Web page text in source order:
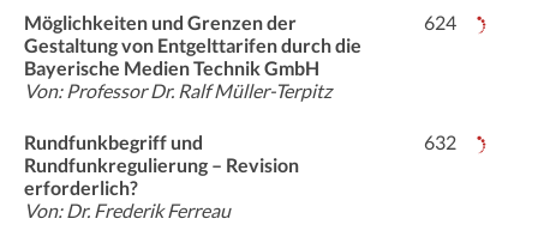
Möglichkeiten und Grenzen der
Gestaltung von Entgelttarifen durch die
Bayerische Medien Technik GmbH
Von: Professor Dr. Ralf Müller-Terpitz
624
Rundfunkbegriff und
Rundfunkregulierung – Revision
erforderlich?
Von: Dr. Frederik Ferreau
632